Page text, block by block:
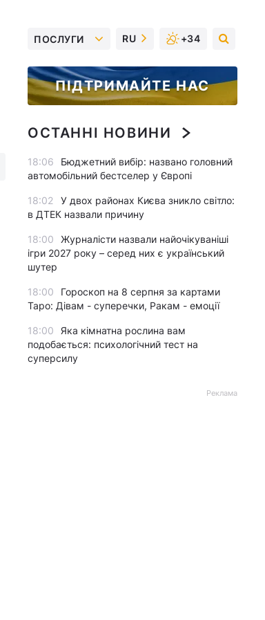
ПОСЛУГИ RU +34
ПІДТРИМАЙТЕ НАС
ОСТАННІ НОВИНИ
18:06
Бюджетний вибір: названо головний
автомобільний бестселер у Європі
18:02
У двох районах Києва зникло світло:
в ДТЕК назвали причину
18:00
Журналісти назвали найочікуваніші
ігри 2027 року – серед них є український
шутер
18:00
Гороскоп на 8 серпня за картами
Таро: Дівам - суперечки, Ракам - емоції
18:00
Яка кімнатна рослина вам
подобається: психологічний тест на
суперсилу
Реклама